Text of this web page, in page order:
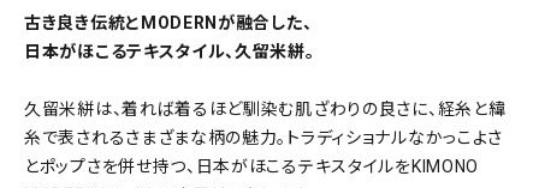
古き良き伝統とMODERNが融合した、
日本がほこるテキスタイル、久留米絣。
久留米絣は、着れば着るほど馴染む肌ざわりの良さに、経糸と緯
糸で表されるさまざまな柄の魅力。トラディショナルなかっこよさ
とポップさを併せ持つ、日本がほこるテキスタイルをKIMONO